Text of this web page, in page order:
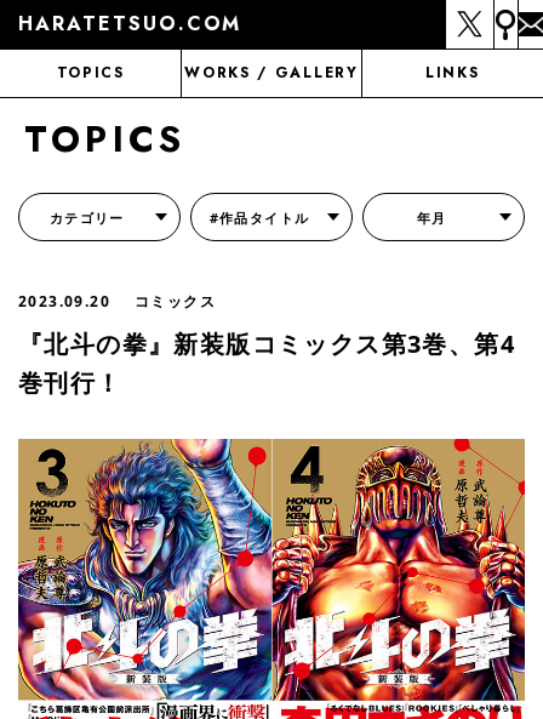
HARATETSUO.COM
TOPICS WORKS / GALLERY LINKS
TOPICS
カテゴリー #作品タイトル 年月
2023.09.20 コミックス
『北斗の拳』新装版コミックス第3巻、第4
巻刊行！